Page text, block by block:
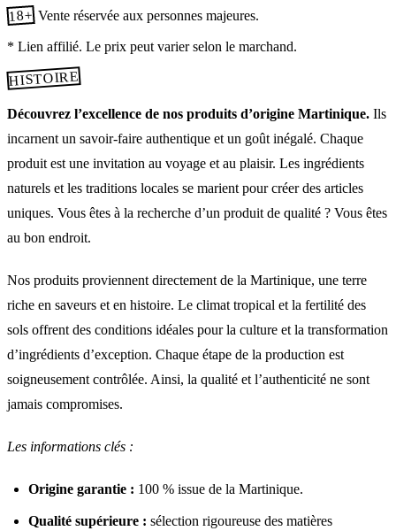
18+ Vente réservée aux personnes majeures.
* Lien affilié. Le prix peut varier selon le marchand.
HISTOIRE
Découvrez l’excellence de nos produits d’origine Martinique. Ils
incarnent un savoir-faire authentique et un goût inégalé. Chaque
produit est une invitation au voyage et au plaisir. Les ingrédients
naturels et les traditions locales se marient pour créer des articles
uniques. Vous êtes à la recherche d’un produit de qualité ? Vous êtes
au bon endroit.
Nos produits proviennent directement de la Martinique, une terre
riche en saveurs et en histoire. Le climat tropical et la fertilité des
sols offrent des conditions idéales pour la culture et la transformation
d’ingrédients d’exception. Chaque étape de la production est
soigneusement contrôlée. Ainsi, la qualité et l’authenticité ne sont
jamais compromises.
Les informations clés :
Origine garantie : 100 % issue de la Martinique.
Qualité supérieure : sélection rigoureuse des matières